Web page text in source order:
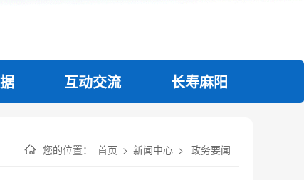
互动交流 长寿麻阳
您的位置： 首页 > 新闻中心 > 政务要闻